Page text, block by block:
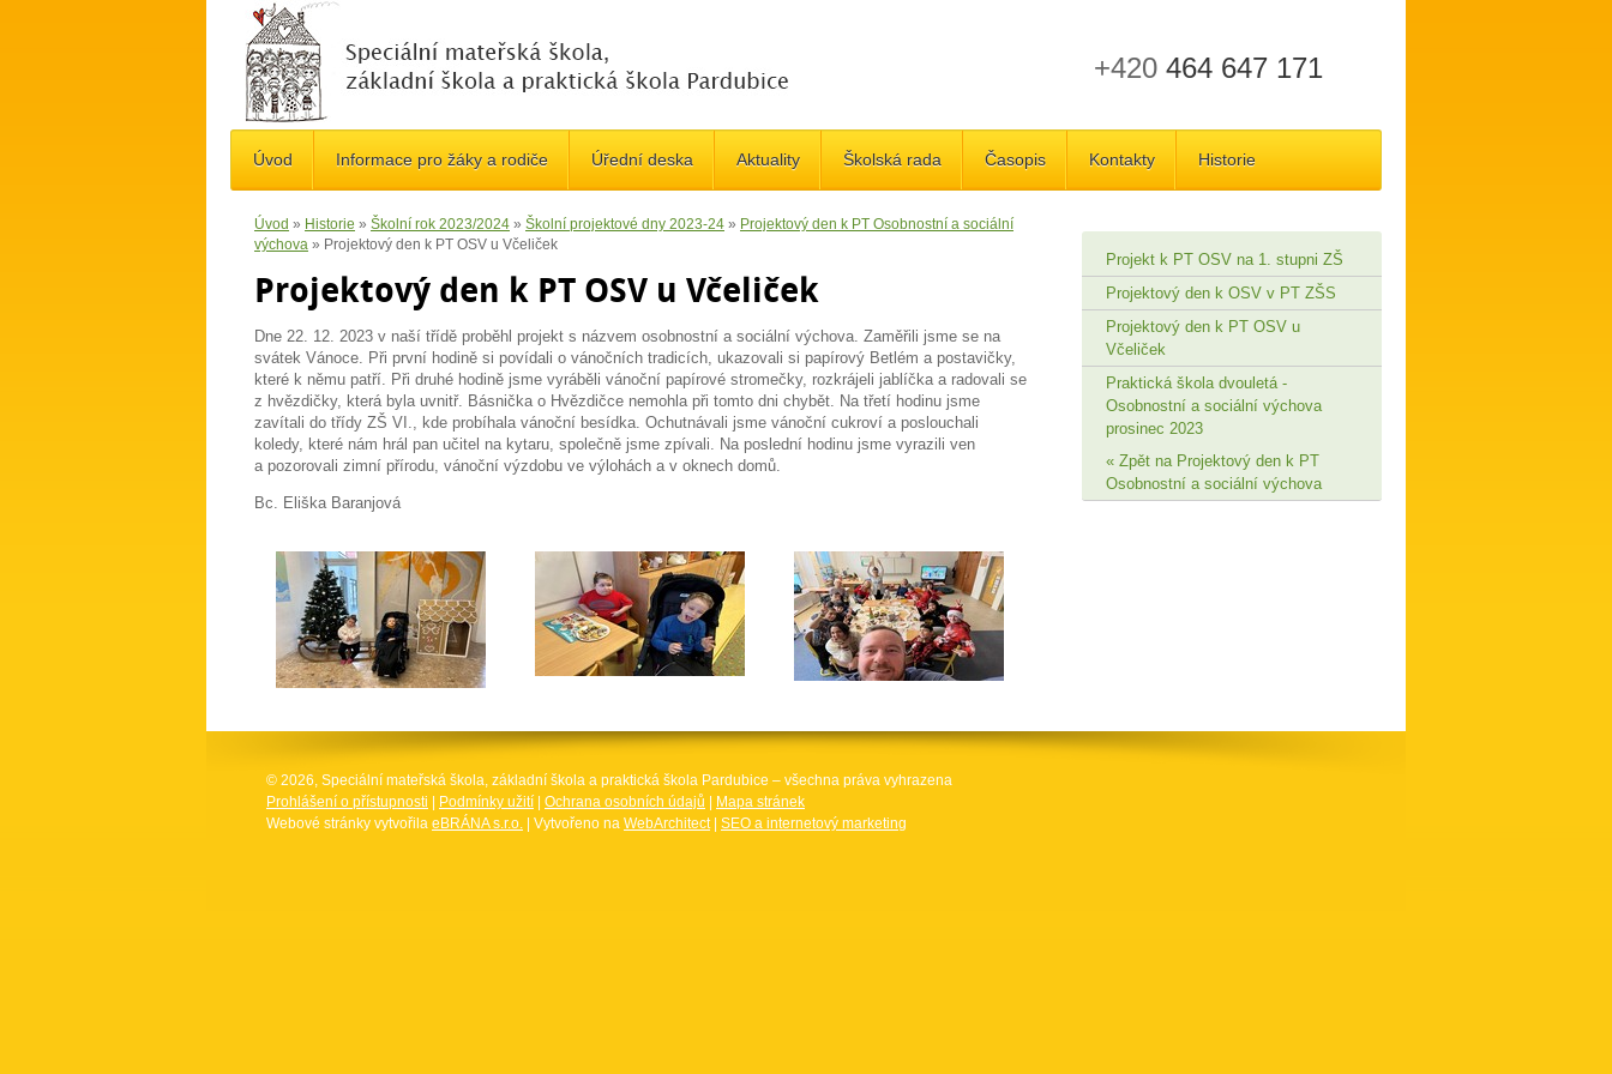
+420 464 647 171
Úvod Informace pro žáky a rodiče Úřední deska Aktuality Školská rada Časopis Kontakty Historie
Úvod » Historie » Školní rok 2023/2024 » Školní projektové dny 2023-24 » Projektový den k PT Osobnostní a sociální
výchova » Projektový den k PT OSV u Včeliček
Projektový den k PT OSV u Včeliček
Dne 22. 12. 2023 v naší třídě proběhl projekt s názvem osobnostní a sociální výchova. Zaměřili jsme se na
svátek Vánoce. Při první hodině si povídali o vánočních tradicích, ukazovali si papírový Betlém a postavičky,
které k němu patří. Při druhé hodině jsme vyráběli vánoční papírové stromečky, rozkrájeli jablíčka a radovali se
z hvězdičky, která byla uvnitř. Básnička o Hvězdičce nemohla při tomto dni chybět. Na třetí hodinu jsme
zavítali do třídy ZŠ VI., kde probíhala vánoční besídka. Ochutnávali jsme vánoční cukroví a poslouchali
koledy, které nám hrál pan učitel na kytaru, společně jsme zpívali. Na poslední hodinu jsme vyrazili ven
a pozorovali zimní přírodu, vánoční výzdobu ve výlohách a v oknech domů.
Bc. Eliška Baranjová
Projekt k PT OSV na 1. stupni ZŠ
Projektový den k OSV v PT ZŠS
Projektový den k PT OSV u
Včeliček
Praktická škola dvouletá -
Osobnostní a sociální výchova
prosinec 2023
Zpět na Projektový den k PT
Osobnostní a sociální výchova
© 2026, Speciální mateřská škola, základní škola a praktická škola Pardubice – všechna práva vyhrazena
Prohlášení o přístupnosti
Podmínky užití Ochrana osobních údajů
Mapa stránek
Webové stránky vytvořila eBRÁNA s.r.o. | Vytvořeno na WebArchitect| SEO a internetový marketing